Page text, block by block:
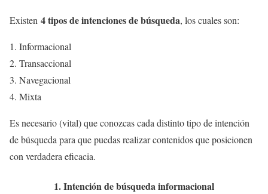
Existen 4 tipos de intenciones de búsqueda, los cuales son:
Informacional
Transaccional
Navegacional
Mixta
Es necesario (vital) que conozcas cada distinto tipo de intención
de búsqueda para que puedas realizar contenidos que posicionen
con verdadera eficacia.
1. Intención debúsqueda informacional